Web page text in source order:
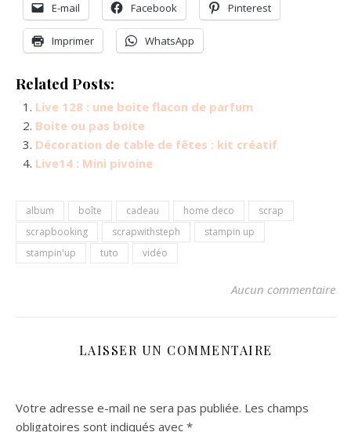
E-mail Facebook Pinterest
Imprimer WhatsApp
Related Posts:
Live 128 : une boite flacon de parfum
Boite ou pas boite
Décoration de table de fêtes : kit créatif
Live14 : Mini pivoine
album boîte cadeau home deco
scrap
scrapbooking
scrapwithsteph
stampin up
stampin'up
tuto vidéo
Aucun commentaire
LAISSER UN COMMENTAIRE
Votre adresse e-mail ne sera pas publiée. Les champs
obligatoires sont indiqués avec *